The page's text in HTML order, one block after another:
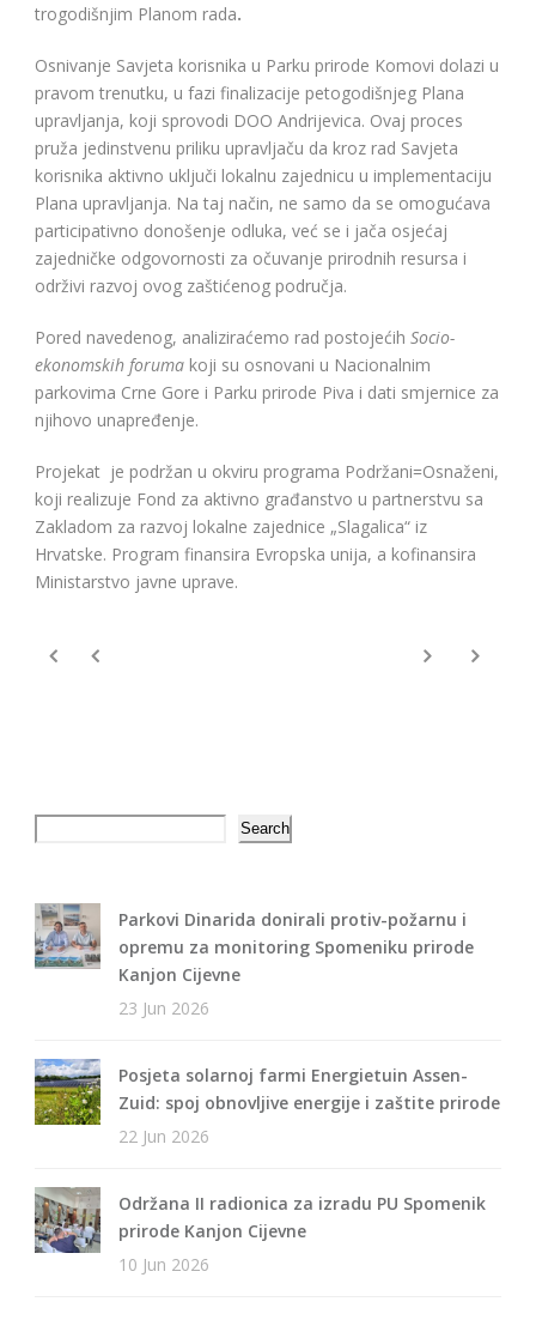
trogodišnjim Planom rada.
Osnivanje Savjeta korisnika u Parku prirode Komovi dolazi u
pravom trenutku, u fazi finalizacije petogodišnjeg Plana
upravljanja, koji sprovodi DOO Andrijevica. Ovaj proces
pruža jedinstvenu priliku upravljaču da kroz rad Savjeta
korisnika aktivno uključi lokalnu zajednicu u implementaciju
Plana upravljanja. Na taj način, ne samo da se omogućava
participativno donošenje odluka, već se i jača osjećaj
zajedničke odgovornosti za očuvanje prirodnih resursa i
održivi razvoj ovog zaštićenog područja.
Pored navedenog, analiziraćemo rad postojećih Socio-
ekonomskih foruma koji su osnovani u Nacionalnim
parkovima Crne Gore i Parku prirode Piva i dati smjernice za
njihovo unapređenje.
Projekat je podržan u okviru programa Podržani=Osnaženi,
koji realizuje Fond za aktivno građanstvo u partnerstvu sa
Zakladom za razvoj lokalne zajednice „Slagalica“ iz
Hrvatske. Program finansira Evropska unija, a kofinansira
Ministarstvo javne uprave.
Search
Parkovi Dinarida donirali protiv-požarnu i
opremu za monitoring Spomeniku prirode
Kanjon Cijevne
23 Jun 2026
Posjeta solarnoj farmi Energietuin Assen-
Zuid: spoj obnovljive energije i zaštite prirode
22 Jun 2026
Održana II radionica za izradu PU Spomenik
prirode Kanjon Cijevne
10 Jun 2026